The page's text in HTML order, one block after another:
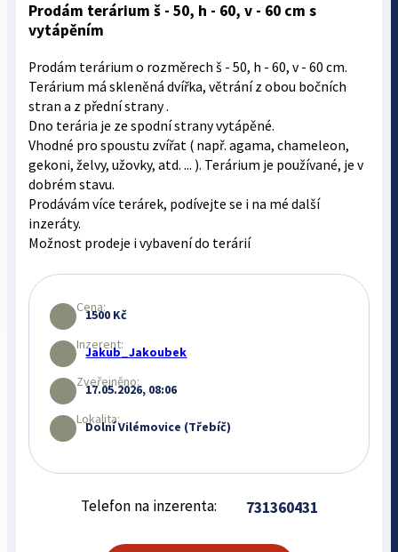
Prodám terárium š - 50, h - 60, v - 60 cm s
vytápěním
Prodám terárium o rozměrech š - 50, h - 60, v - 60 cm.
Terárium má skleněná dvířka, větrání z obou bočních
stran a z přední strany .
Dno terária je ze spodní strany vytápěné.
Vhodné pro spoustu zvířat ( např. agama, chameleon,
gekoni, želvy, užovky, atd. ... ). Terárium je používané, je v
dobrém stavu.
Prodávám více terárek, podívejte se i na mé další
inzeráty.
Možnost prodeje i vybavení do terárií
Cena:
1500 Kč
Inzerent:
Jakub_Jakoubek
Zveřejněno:
17.05.2026, 08:06
Lokalita:
Dolní Vilémovice (Třebíč)
Telefon na inzerenta: 731360431